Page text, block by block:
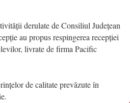
derulate de Consiliul Județean
au propus respingerea recepției
livrate de firma Pacific
de calitate prevăzute în